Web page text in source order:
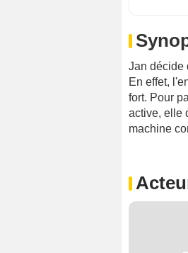
Jan décide
En effet,
fort. Pour
active, elle
machine